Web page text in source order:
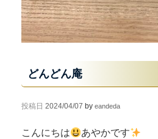
どんどん庵
投稿日 2024/04/07 by eandeda
こんにちは
あやかです